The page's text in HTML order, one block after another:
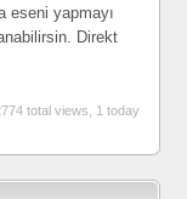
eseni yapmayı
Direkt
total views, 1 today